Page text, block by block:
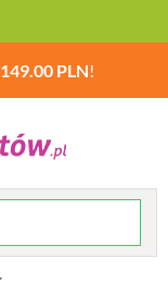
149.00 PLN!